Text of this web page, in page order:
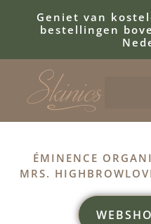
Geniet van
bestellingen
ÉMINENCE
MRS. HIGHBROW